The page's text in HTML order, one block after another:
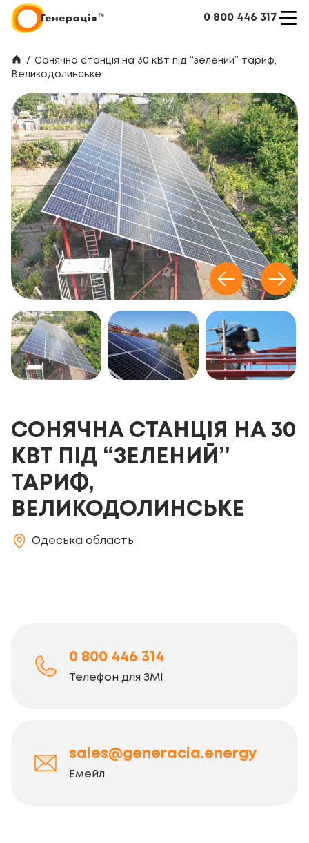
0 800 446 317
/ Сонячна станція на 30 кВт під “зелений” тариф,
Великодолинське
СОНЯЧНА СТАНЦІЯ НА 30
КВТ ПІД “ЗЕЛЕНИЙ”
ТАРИФ,
ВЕЛИКОДОЛИНСЬКЕ
Одеська область
0 800 446 314
Телефон для ЗМІ
sales@generacia.energy
Емейл